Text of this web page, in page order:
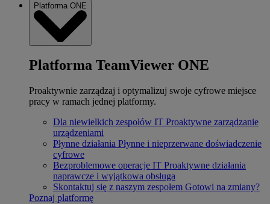
Platforma ONE
Platforma TeamViewer ONE
Proaktywnie zarządzaj i optymalizuj swoje cyfrowe miejsce
pracy w ramach jednej platformy.
Dla niewielkich zespołów IT Proaktywne zarządzanie
urządzeniami
Płynne działania Płynne i nieprzerwane doświadczenie
cyfrowe
Bezproblemowe operacje IT Proaktywne działania
naprawcze i wyjątkowa obsługa
Skontaktuj się z naszym zespołem Gotowi na zmiany?
Poznaj platformę